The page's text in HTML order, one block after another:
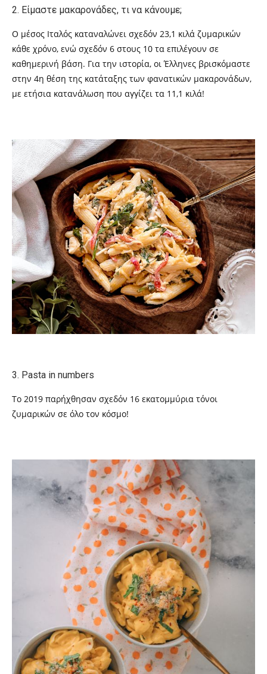
2. Είμαστε μακαρονάδες, τι να κάνουμε;
Ο μέσος Ιταλός καταναλώνει σχεδόν 23,1 κιλά ζυμαρικών
κάθε χρόνο, ενώ σχεδόν 6 στους 10 τα επιλέγουν σε
καθημερινή βάση. Για την ιστορία, οι Έλληνες βρισκόμαστε
στην 4η θέση της κατάταξης των φανατικών μακαρονάδων,
με ετήσια κατανάλωση που αγγίζει τα 11,1 κιλά!
3. Pasta in numbers
Το 2019 παρήχθησαν σχεδόν 16 εκατομμύρια τόνοι
ζυμαρικών σε όλο τον κόσμο!